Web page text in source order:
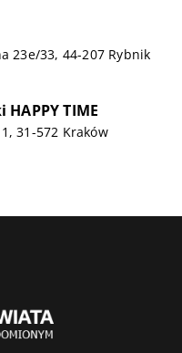
23e/33, 44-207 Rybnik
TIME
31-572 Kraków